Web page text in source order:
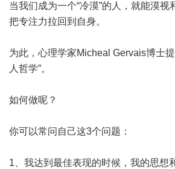
当我们成为一个“冷漠”的人，就能漠视
把专注力拉回到自身。
为此，心理学家Micheal Gervais博士
人哲学”。
如何做呢？
你可以常问自己这3个问题：
1、我达到最佳表现的时候，我的思想